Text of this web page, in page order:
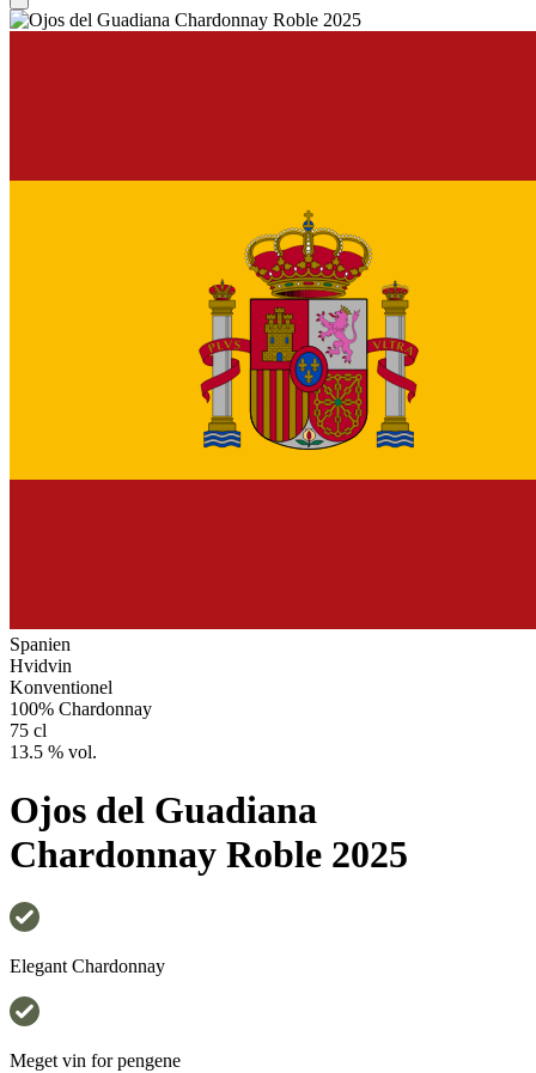
Spanien
Hvidvin
Konventionel
100% Chardonnay
75 cl
13.5 % vol.
Ojos del Guadiana
Chardonnay Roble 2025
Elegant Chardonnay
Meget vin for pengene